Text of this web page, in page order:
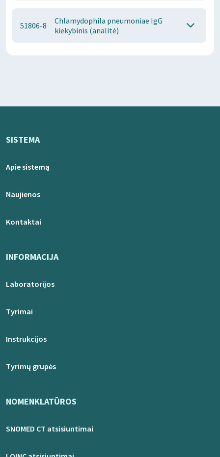
51806-8
Chlamydophila pneumoniae IgG
kiekybinis (analitė)
SISTEMA
Apie sistemą
Naujienos
Kontaktai
INFORMACIJA
Laboratorijos
Tyrimai
Instrukcijos
Tyrimų grupės
NOMENKLATŪROS
SNOMED CT atsisiuntimai